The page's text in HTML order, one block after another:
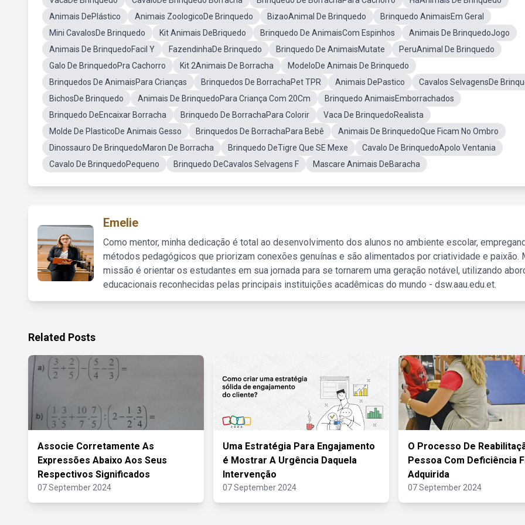
Animais DePlástico
Animais ZoologicoDe Brinquedo BizaoAnimal De Brinquedo
Brinquedo AnimaisEm Geral
Mini CavalosDe Brinquedo
Kit Animais DeBriquedo Brinquedo De AnimaisCom Espinhos
Animais De BrinquedoJogo
Animais De BrinquedoFacil Y
FazendinhaDe Brinquedo Brinquedo De AnimaisMutate
PeruAnimal De Brinquedo
Galo De BrinquedoPra Cachorro
Kit 2Animais De Borracha
ModeloDe Animais De Brinquedo
Brinquedos De AnimaisPara Crianças
Brinquedos De BorrachaPet TPR Animais DePastico
Cavalos SelvagensDe
BichosDe Brinquedo
Animais De BrinquedoPara Criança Com 20Cm
Brinquedo AnimaisEmborrachados
Brinquedo DeEncaixar Borracha
Brinquedo De BorrachaPara Colorir
Vaca De BrinquedoRealista
Molde De PlasticoDe Animais Gesso
Brinquedos De BorrachaPara Bebê
Animais De BrinquedoQue Ficam No Ombro
Dinossauro De BrinquedoMaron De Borracha
Brinquedo DeTigre Que SE Mexe
Cavalo De BrinquedoApolo Ventania
Cavalo De BrinquedoPequeno
Brinquedo DeCavalos Selvagens F Mascare Animais DeBaracha
Emelie
Como mentor, minha dedicação é total ao desenvolvimento dos alunos no ambiente escolar,
métodos pedagógicos que priorizam conexões genuínas e são alimentados por criatividade e paixão.
missão é orientar os estudantes em sua jornada para se tornarem uma geração notável, utilizando
educacionais reconhecidas pelas principais instituições acadêmicas do mundo - dsw.aau.edu.et.
Related Posts
Associe Corretamente As
Expressões Abaixo Aos Seus
Respectivos Significados
07 September 2024
Uma Estratégia Para Engajamento
é Mostrar A Urgência Daquela
Intervenção
07 September 2024
O Processo De
Pessoa Com Deficiência
Adquirida
07 September 2024